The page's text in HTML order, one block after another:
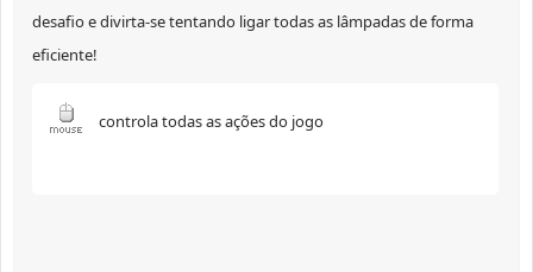
desafio e divirta-se tentando ligar todas as lâmpadas de forma
eficiente!
controla todas as ações do jogo